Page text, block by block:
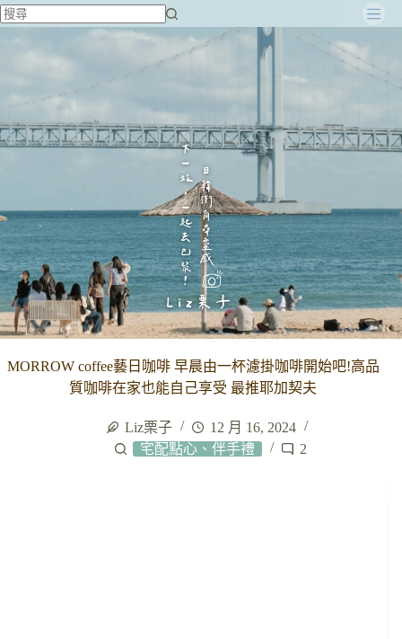
跳
容
MORROW coffee藝日咖啡 早晨由一杯濾掛咖啡開始吧!高品
質咖啡在家也能自己享受 最推耶加契夫
Liz栗子
12 月 16, 2024
宅配點心、伴手禮
2